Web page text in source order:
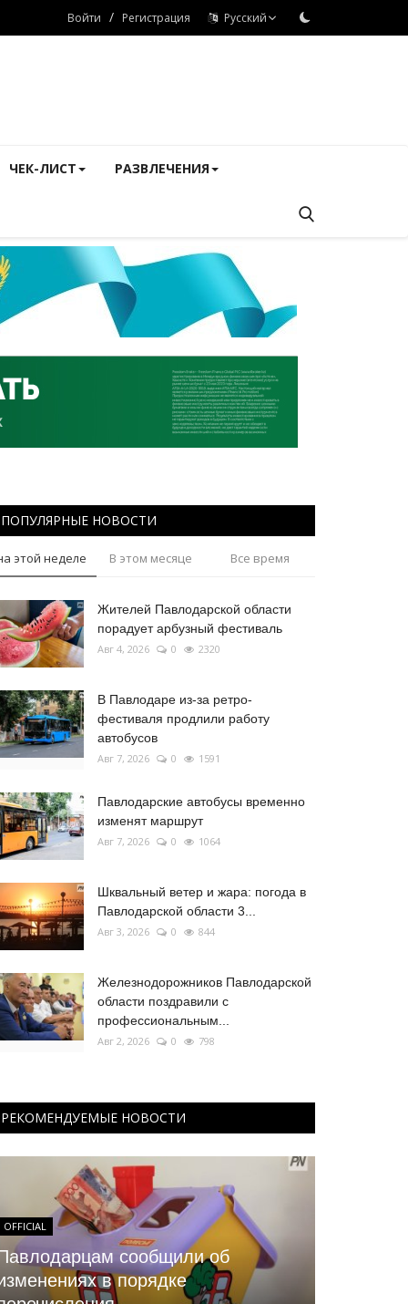
Войти / Регистрация Русский
ЧЕК-ЛИСТ РАЗВЛЕЧЕНИЯ
ПОПУЛЯРНЫЕ НОВОСТИ
этой неделе В этом месяце Все время
Жителей Павлодарской области
порадует арбузный фестиваль
Авг 4, 2026 0 2320
В Павлодаре из-за ретро-
фестиваля продлили работу
автобусов
Авг 7, 2026 0 1591
Павлодарские автобусы временно
изменят маршрут
Авг 7, 2026 0 1064
Шквальный ветер и жара: погода в
Павлодарской области 3...
Авг 3, 2026 0 844
Железнодорожников Павлодарской
области поздравили с
профессиональным...
Авг 2, 2026 0 798
РЕКОМЕНДУЕМЫЕ НОВОСТИ
OFFICIAL
сообщили об
в порядке